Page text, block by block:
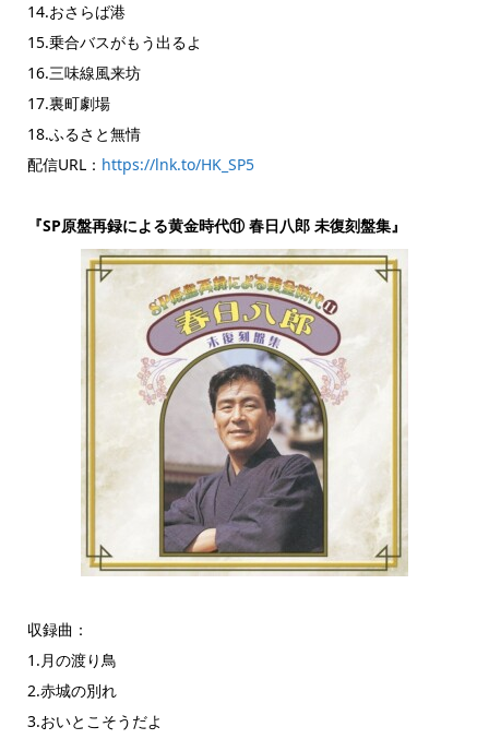
14.おさらば港
15.乗合バスがもう出るよ
16.三味線風来坊
17.裏町劇場
18.ふるさと無情
配信URL： https://lnk.to/HK_SP5
『SP原盤再録による黄金時代⑪ 春日八郎 未復刻盤集』
収録曲：
1.月の渡り鳥
2.赤城の別れ
3.おいとこそうだよ